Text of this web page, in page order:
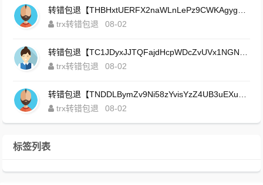
trx转错包退
08-02
trx转错包退
08-02
trx转错包退
08-02
标签列表